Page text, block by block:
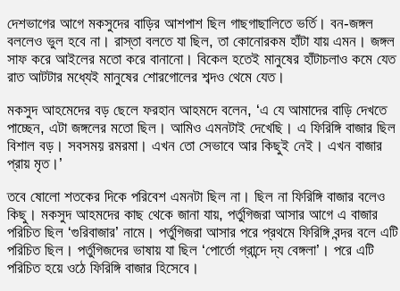
দেশভাগের আগে মকসুদের বাড়ির আশপাশ ছিল গাছগাছালিতে ভর্তি। বন-জঙ্গল
বললেও ভুল হবে না। রাস্তা বলতে যা ছিল, তা কোনোরকম হাঁটা যায় এমন। জঙ্গল
সাফ করে আইলের মতো করে বানানো। বিকেল হতেই মানুষের হাঁটাচলাও কমে
রাত আটটার মধ্যেই মানুষের শোরগোলের শব্দও থেমে যেত।
মকসুদ আহমেদের বড় ছেলে ফরহান আহমদে বলেন, ‘এ যে আমাদের বাড়ি দেখতে
পাচ্ছেন, এটা জঙ্গলের মতো ছিল। আমিও এমনটাই দেখেছি। এ ফিরিঙ্গি বাজার ছিল
বিশাল বড়। সবসময় রমরমা। এখন তো সেভাবে আর কিছুই নেই। এখন বাজার
প্রায় মৃত।’
তবে ষোলো শতকের দিকে পরিবেশ এমনটা ছিল না। ছিল না ফিরিঙ্গি বাজার বলেও
কিছু। মকসুদ আহমদের কাছ থেকে জানা যায়, পর্তুগিজরা আসার আগে এ বাজার
পরিচিত ছিল ‘গুরিবাজার’ নামে। পর্তুগিজরা আসার পরে প্রথমে ফিরিঙ্গি বন্দর বলে এটি
পরিচিত ছিল। পর্তুগিজদের ভাষায় যা ছিল ‘পোর্তো গ্রান্দে দ্য বেঙ্গলা’। পরে এটি
পরিচিত হয়ে ওঠে ফিরিঙ্গি বাজার হিসেবে।